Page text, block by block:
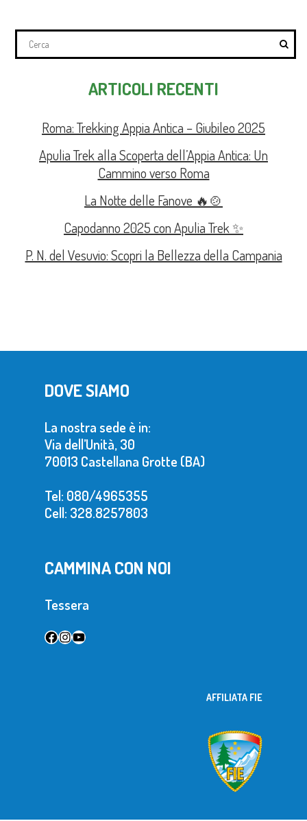
ARTICOLI RECENTI
Roma: Trekking Appia Antica – Giubileo 2025
Apulia Trek alla Scoperta dell’Appia Antica: Un
Cammino verso Roma
La Notte delle Fanove 🔥🍲
Capodanno 2025 con Apulia Trek ✨
P. N. del Vesuvio: Scopri la Bellezza della Campania
DOVE SIAMO
La nostra sede è in:
Via dell’Unità, 30
70013 Castellana Grotte (BA)
Tel: 080/4965355
Cell: 328.8257803
CAMMINA CON NOI
Tessera
Facebook
Instagram
YouTube
AFFILIATA FIE